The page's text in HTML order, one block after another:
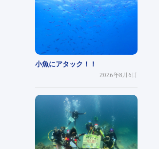
小魚にアタック！！
2026年8月6日